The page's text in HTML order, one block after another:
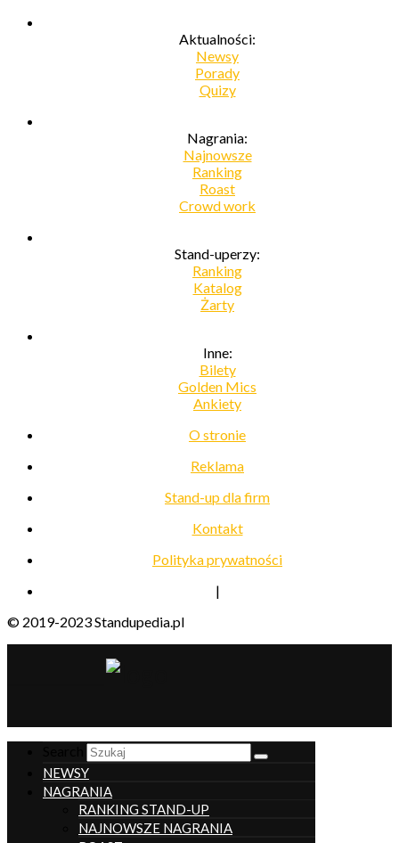
Aktualności:
Newsy
Porady
Quizy
Nagrania:
Najnowsze
Ranking
Roast
Crowd work
Stand-uperzy:
Ranking
Katalog
Żarty
Inne:
Bilety
Golden Mics
Ankiety
O stronie
Reklama
Stand-up dla firm
Kontakt
Polityka prywatności
|
© 2019-2023 Standupedia.pl
NEWSY
NAGRANIA
RANKING STAND-UP
NAJNOWSZE NAGRANIA